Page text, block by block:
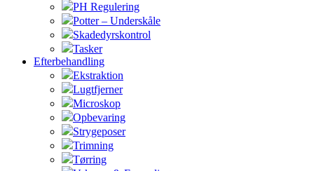
PH Regulering
Potter – Underskåle
Skadedyrskontrol
Tasker
Efterbehandling
Ekstraktion
Lugtfjerner
Microskop
Opbevaring
Strygeposer
Trimning
Tørring